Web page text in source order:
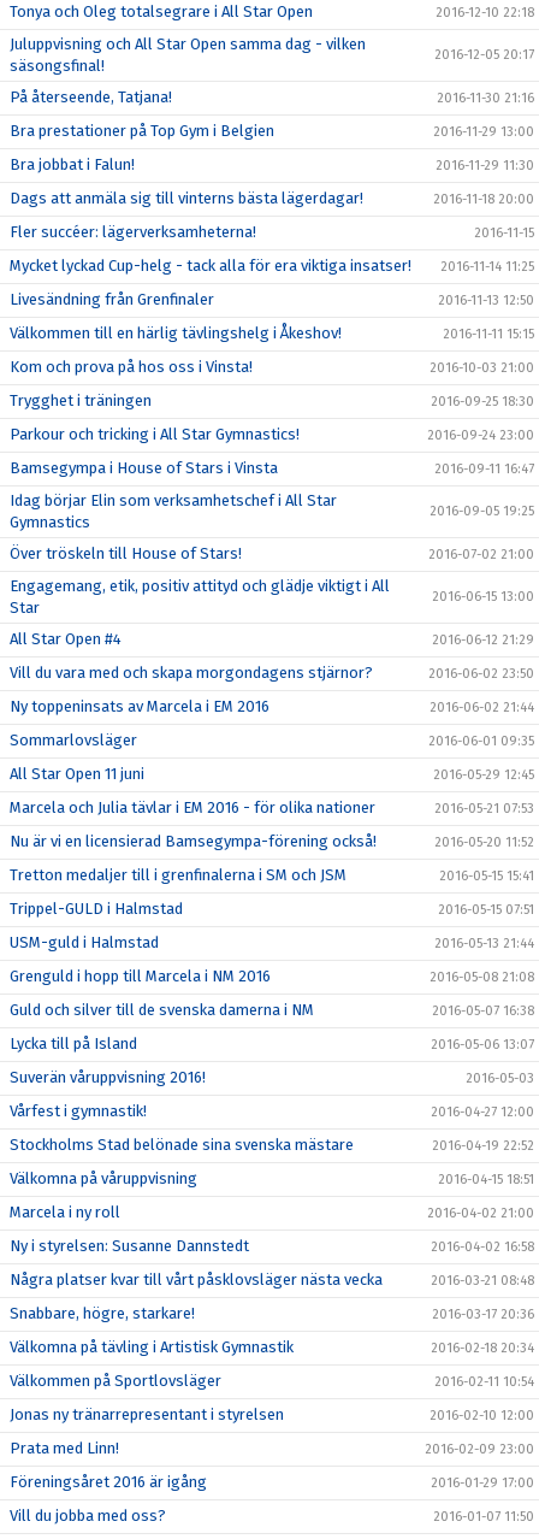
Tonya och Oleg totalsegrare i All Star Open 2016-12-10 22:18
Juluppvisning och All Star Open samma dag - vilken
säsongsfinal!
2016-12-05 20:17
På återseende, Tatjana! 2016-11-30 21:16
Bra prestationer på Top Gym i Belgien 2016-11-29 13:00
Bra jobbat i Falun! 2016-11-29 11:30
Dags att anmäla sig till vinterns bästa lägerdagar! 2016-11-18 20:00
Fler succéer: lägerverksamheterna! 2016-11-15
Mycket lyckad Cup-helg - tack alla för era viktiga insatser! 2016-11-14 11:25
Livesändning från Grenfinaler 2016-11-13 12:50
Välkommen till en härlig tävlingshelg i Åkeshov! 2016-11-11 15:15
Kom och prova på hos oss i Vinsta! 2016-10-03 21:00
Trygghet i träningen 2016-09-25 18:30
Parkour och tricking i All Star Gymnastics! 2016-09-24 23:00
Bamsegympa i House of Stars i Vinsta 2016-09-11 16:47
Idag börjar Elin som verksamhetschef i All Star
Gymnastics
2016-09-05 19:25
Över tröskeln till House of Stars! 2016-07-02 21:00
Engagemang, etik, positiv attityd och glädje viktigt i All
Star
2016-06-15 13:00
All Star Open #4 2016-06-12 21:29
Vill du vara med och skapa morgondagens stjärnor? 2016-06-02 23:50
Ny toppeninsats av Marcela i EM 2016 2016-06-02 21:44
Sommarlovsläger 2016-06-01 09:35
All Star Open 11 juni 2016-05-29 12:45
Marcela och Julia tävlar i EM 2016 - för olika nationer 2016-05-21 07:53
Nu är vi en licensierad Bamsegympa-förening också! 2016-05-20 11:52
Tretton medaljer till i grenfinalerna i SM och JSM 2016-05-15 15:41
Trippel-GULD i Halmstad 2016-05-15 07:51
USM-guld i Halmstad 2016-05-13 21:44
Grenguld i hopp till Marcela i NM 2016 2016-05-08 21:08
Guld och silver till de svenska damerna i NM 2016-05-07 16:38
Lycka till på Island 2016-05-06 13:07
Suverän våruppvisning 2016! 2016-05-03
Vårfest i gymnastik! 2016-04-27 12:00
Stockholms Stad belönade sina svenska mästare 2016-04-19 22:52
Välkomna på våruppvisning 2016-04-15 18:51
Marcela i ny roll 2016-04-02 21:00
Ny i styrelsen: Susanne Dannstedt 2016-04-02 16:58
Några platser kvar till vårt påsklovsläger nästa vecka 2016-03-21 08:48
Snabbare, högre, starkare! 2016-03-17 20:36
Välkomna på tävling i Artistisk Gymnastik 2016-02-18 20:34
Välkommen på Sportlovsläger 2016-02-11 10:54
Jonas ny tränarrepresentant i styrelsen 2016-02-10 12:00
Prata med Linn! 2016-02-09 23:00
Föreningsåret 2016 är igång 2016-01-29 17:00
Vill du jobba med oss? 2016-01-07 11:50